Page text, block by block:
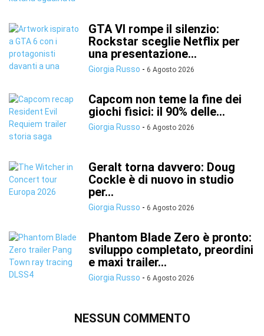
GTA VI rompe il silenzio:
Rockstar sceglie Netflix per
una presentazione...
Giorgia Russo - 6 Agosto 2026
Capcom non teme la fine dei
giochi fisici: il 90% delle...
Giorgia Russo - 6 Agosto 2026
Geralt torna davvero: Doug
Cockle è di nuovo in studio
per...
Giorgia Russo - 6 Agosto 2026
Phantom Blade Zero è pronto:
sviluppo completato, preordini
e maxi trailer...
Giorgia Russo - 6 Agosto 2026
NESSUN COMMENTO